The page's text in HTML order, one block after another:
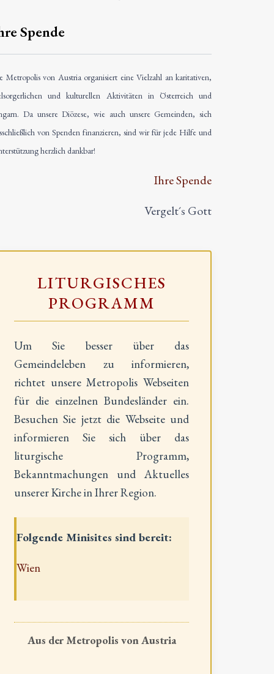
Spende
Metropolis von Austria organisiert eine Vielzahl an karitativen,
und kulturellen Aktivitäten in Österreich und
Da unsere Diözese, wie auch unsere Gemeinden, sich
von Spenden finanzieren, sind wir für jede Hilfe und
herzlich dankbar!
Ihre Spende
Vergelt´s Gott
LITURGISCHES
PROGRAMM
Um Sie besser über das
Gemeindeleben zu informieren,
richtet unsere Metropolis Webseiten
für die einzelnen Bundesländer ein.
Besuchen Sie jetzt die Webseite und
informieren Sie sich über das
liturgische Programm,
Bekanntmachungen und Aktuelles
unserer Kirche in Ihrer Region.
Folgende Minisites sind bereit:
Wien
Aus der Metropolis von Austria